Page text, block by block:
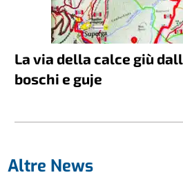
La via della calce giù
boschi e guje
Altre News